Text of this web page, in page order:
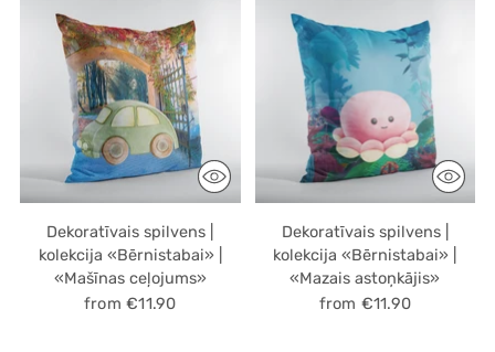
Dekoratīvais spilvens |
kolekcija «Bērnistabai» |
«Mašīnas ceļojums»
from €11.90
Dekoratīvais spilvens |
kolekcija «Bērnistabai» |
«Mazais astoņkājis»
from €11.90